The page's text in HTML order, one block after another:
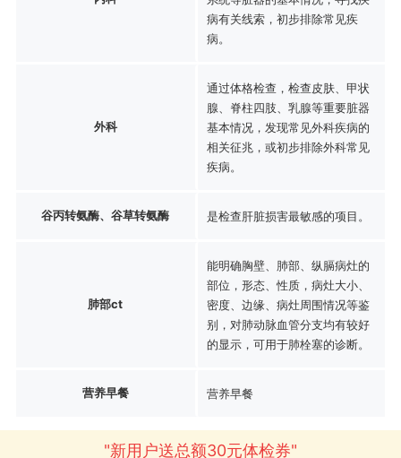
病有关线索，初步排除常见疾
病。
外科
通过体格检查，检查皮肤、甲状
腺、脊柱四肢、乳腺等重要脏器
基本情况，发现常见外科疾病的
相关征兆，或初步排除外科常见
疾病。
谷丙转氨酶、谷草转氨酶 是检查肝脏损害最敏感的项目。
肺部ct
能明确胸壁、肺部、纵膈病灶的
部位，形态、性质，病灶大小、
密度、边缘、病灶周围情况等鉴
别，对肺动脉血管分支均有较好
的显示，可用于肺栓塞的诊断。
营养早餐 营养早餐
"新用户送总额30元体检券"